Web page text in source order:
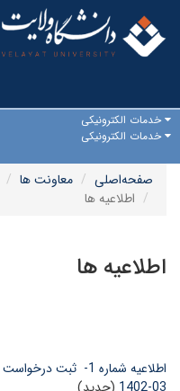
خدمات الکترونیکی
خدمات الکترونیکی
صفحه‌اصلی
معاونت ها
اطلاعیه ها
اطلاعیه ها
اطلاعیه شماره 1-
03-1402
(جدید)